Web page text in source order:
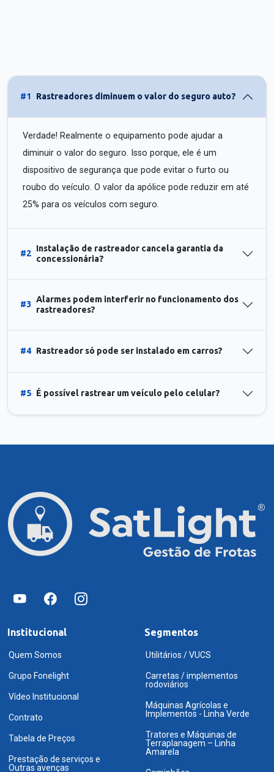
#1 Rastreadores diminuem o valor do seguro auto?
Verdade! Realmente o equipamento pode ajudar a
diminuir o valor do seguro. Isso porque, ele é um
dispositivo de segurança que pode evitar o furto ou
roubo do veículo. O valor da apólice pode reduzir em até
25% para os veículos com seguro.
#2
Instalação de rastreador cancela garantia da
concessionária?
#3
Alarmes podem interferir no funcionamento dos
rastreadores?
#4 Rastreador só pode ser instalado em carros?
#5 É possível rastrear um veículo pelo celular?
Institucional
Quem Somos
Grupo Fonelight
Vídeo Institucional
Contrato
Tabela de Preços
Prestação de serviços e
Outras avenças
Segmentos
Utilitários / VUCS
Carretas / implementos
rodoviários
Máquinas Agrícolas e
Implementos - Linha Verde
Tratores e Máquinas de
Terraplanagem – Linha
Amarela